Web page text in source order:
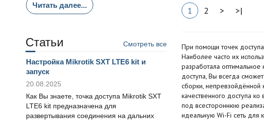
Читать далее...
Статьи Смотреть все
Настройка Mikrotik SXT LTE6 kit и
запуск
20.08.2025
Как Вы знаете, точка доступа Mikrotik SXT
LTE6 kit предназначена для
развертывания соединения на дальних
1 2 > >|
При помощи точек
Наиболее часто их
разработала
доступа, Вы всегда
сборки, непревзойдённой
качественного доступа
под всестороннюю
идеальную Wi-Fi сеть для